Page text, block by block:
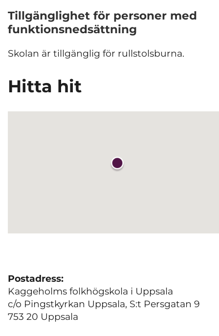
Tillgänglighet för personer med
funktionsnedsättning
Skolan är tillgänglig för rullstolsburna.
Hitta hit
Postadress:
Kaggeholms folkhögskola i Uppsala
c/o Pingstkyrkan Uppsala, S:t Persgatan 9
753 20 Uppsala